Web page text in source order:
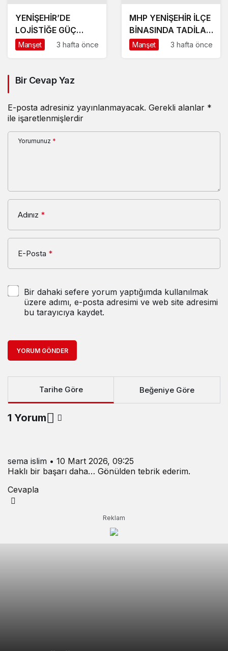
YENİŞEHİR’DE
LOJİSTİĞE GÜÇ
KATACAK ADIM
Manşet 3 hafta önce
MHP YENİŞEHİR İLÇE
BİNASINDA TADİLAT
BAŞLADI
Manşet 3 hafta önce
Bir Cevap Yaz
E-posta adresiniz yayınlanmayacak. Gerekli alanlar *
ile işaretlenmişlerdir
Yorumunuz *
Adınız *
E-Posta *
Bir dahaki sefere yorum yaptığımda kullanılmak
üzere adımı, e-posta adresimi ve web site adresimi
bu tarayıcıya kaydet.
YORUM GÖNDER
Tarihe Göre Beğeniye Göre
1 Yorum
sema islim • 10 Mart 2026, 09:25
Haklı bir başarı daha… Gönülden tebrik ederim.
Cevapla
Reklam